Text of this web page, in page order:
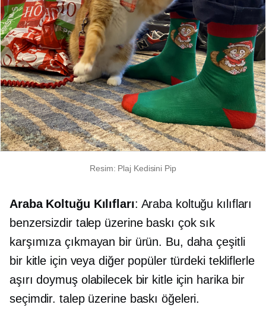
Resim: Plaj Kedisini Pip
Araba Koltuğu Kılıfları: Araba koltuğu kılıfları
benzersizdir talep üzerine baskı çok sık
karşımıza çıkmayan bir ürün. Bu, daha çeşitli
bir kitle için veya diğer popüler türdeki tekliflerle
aşırı doymuş olabilecek bir kitle için harika bir
seçimdir.talep üzerine baskı öğeleri.